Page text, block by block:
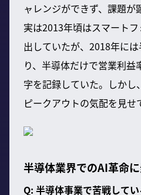
ャレンジができず、課題が
実は2013年頃はスマート
出していたが、2018年に
り、半導体だけで営業利
字を記録していた。しか
ピークアウトの気配を見せ
半導体業界でのAI革命
Q: 半導体事業で苦戦して